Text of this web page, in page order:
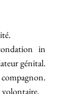
in
génital.
volontaire.